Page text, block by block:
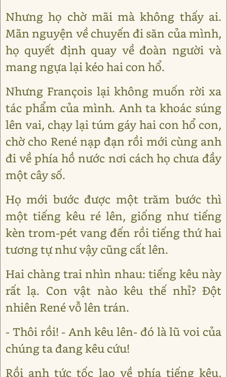
Nhưng họ chờ mãi mà không thấy ai.
Mãn nguyện về chuyến đi săn của mình,
họ quyết định quay về đoàn người và
mang ngựa lại kéo hai con hổ.
Nhưng François lại không muốn rời xa
tác phẩm của mình. Anh ta khoác súng
lên vai, chạy lại túm gáy hai con hổ con,
chờ cho René nạp đạn rồi mới cùng anh
đi về phía hồ nước nơi cách họ chưa đầy
một cây số.
Họ mới bước được một trăm bước thì
một tiếng kêu ré lên, giống như tiếng
kèn trom-pét vang đến rồi tiếng thứ hai
tương tự như vậy cũng cất lên.
Hai chàng trai nhìn nhau: tiếng kêu này
rất lạ. Con vật nào kêu thế nhỉ? Đột
nhiên René vỗ lên trán.
- Thôi rồi! - Anh kêu lên- đó là lũ voi của
chúng ta đang kêu cứu!
Rồi anh tức tốc lao về phía tiếng kêu,